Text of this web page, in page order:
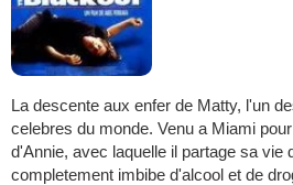
La descente aux enfer de Matty, l'un
celebres du monde. Venu a Miami
d'Annie, avec laquelle il partage sa vie
completement imbibe d'alcool et de